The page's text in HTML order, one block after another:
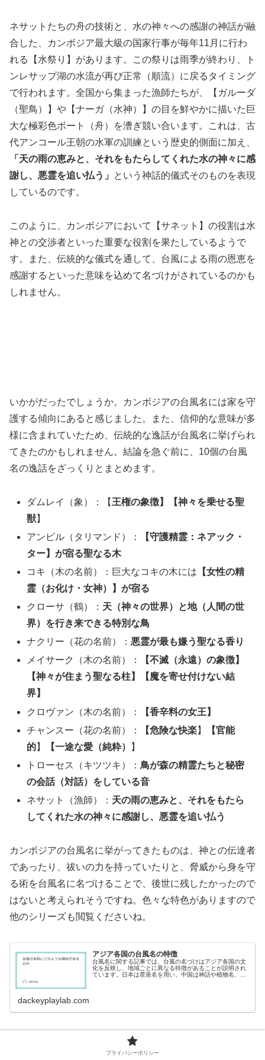
ネサットたちの舟の技術と、水の神々への感謝の神話が融
合した、カンボジア最大級の国家行事が毎年11月に行わ
れる【水祭り】があります。この祭りは雨季が終わり、ト
ンレサップ湖の水流が再び正常（順流）に戻るタイミング
で行われます。全国から集まった漁師たちが、【ガルーダ
（聖鳥）】や【ナーガ（水神）】の目を鮮やかに描いた巨
大な極彩色ボート（舟）を漕ぎ競い合います。これは、古
代アンコール王朝の水軍の訓練という歴史的側面に加え、
「天の雨の恵みと、それをもたらしてくれた水の神々に感
謝し、悪霊を追い払う」
という神話的儀式そのものを表現
しているのです。
このように、カンボジアにおいて【サネット】の役割は水
神との交渉者といった重要な役割を果たしているようで
す。また、伝統的な儀式を通して、台風による雨の恩恵を
感謝するといった意味を込めて名づけがされているのかも
しれません。
いかがだったでしょうか。カンボジアの台風名には家を守
護する傾向にあると感じました。また、信仰的な意味が多
様に含まれていたため、伝統的な逸話が台風名に挙げられ
てきたのかもしれません。結論を急ぐ前に、10個の台風
名の逸話をざっくりとまとめます。
ダムレイ（象）：【 王権の象徴】【神々を乗せる聖
獣】
アンピル（タリマンド）：
【守護精霊：ネアック・
ター】が宿る聖なる木
コキ（木の名前）：巨大なコキの木には 【女性の精
霊（お化け・女神）】が宿る
クローサ（鶴）： 天（神々の世界）と地（人間の世
界）を行き来できる特別な鳥
ナクリー（花の名前）： 悪霊が最も嫌う聖なる香り
メイサーク（木の名前）：
【不滅（永遠）の象徴】
【神々が住まう聖なる柱】【魔を寄せ付けない結
界】
クロヴァン（木の名前）：
【香辛料の女王】
チャンスー（花の名前）：
【危険な快楽】
【官能
的】 【一途な愛（純粋）
】
トローセス（キツツキ）：鳥が森の精霊たちと秘密
の会話（対話）をしている音
ネサット（漁師）： 天の雨の恵みと、それをもたら
してくれた水の神々に感謝し、悪霊を追い払う
カンボジアの台風名に挙がってきたものは、神との伝達者
であったり、祓いの力を持っていたりと、脅威から身を守
る術を台風名に名づけることで、後世に残したかったので
はないと考えられそうですね。色々な特色がありますので
他のシリーズも閲覧くださいね。
アジア各国の台風名の特徴
台風名に関する記事では、台風の名づけはアジア各国の文
化を反映し、地域ごとに異なる特徴があることが説明され
ています。日本は星座名を用い、中国は神話や植物名、ア
dackeyplaylab.com
プライバシーポリシー